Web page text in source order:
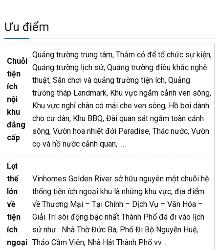
Ưu điểm
Chuỗi
tiện
ích
nội
khu
đẳng
cấp
Quảng trường trung tâm, Thảm cỏ để tổ chức sự kiện,
Quảng trường lịch sử, Quảng trường điêu khắc nghệ
thuật, Sân chơi và quảng trường tiện ích, Quảng
trường tháp Landmark, Khu vực ngắm cảnh ven sông,
Khu vực nghỉ chân có mái che ven sông, Hồ bơi dành
cho cư dân, Khu BBQ, Đài quan sát ngắm toàn cảnh
sông, Vườn hoa nhiệt đới Paradise, Thác nước, Vườn
cọ và hồ nước cảnh quan, …
Lợi
thế
lớn
về
tiện
ích
ngoại
Vinhomes Golden River sở hữu nguyên một chuỗi hệ
thống tiện ích ngoại khu là những khu vực, địa điểm
về Thương Mại – Tại Chính – Dịch Vụ – Văn Hóa –
Giải Trí sôi động bậc nhất Thành Phố đã đi vào lịch
sử như : Nhà Thờ Đức Bà, Phố Đi Bộ Nguyễn Huệ,
Thảo Cầm Viên, Nhà Hát Thành Phố vv…